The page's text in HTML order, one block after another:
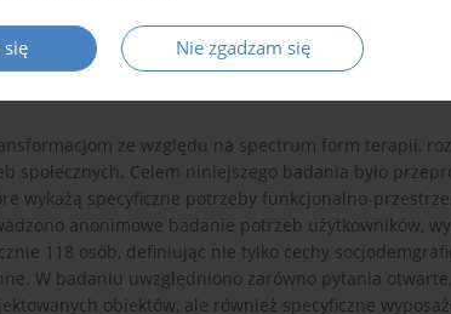
się Nie zgadzam się
ze względu na spectrum form terapii,
społecznych. Celem niniejszego badania było
wykażą specyficzne potrzeby funkcjonalno-
anonimowe badanie potrzeb użytkowników,
118 osób, definiując nie tylko cechy
W badaniu uwzględniono zarówno pytania
obiektów, ale również specyficzne